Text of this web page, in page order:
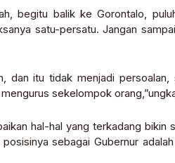
begitu balik ke Gorontalo,
satu-persatu. Jangan
dan itu tidak menjadi persoalan,
sekelompok
hal-hal yang terkadang bikin
sebagai Gubernur